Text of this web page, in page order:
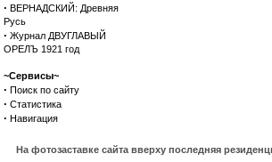
· ВЕРНАДСКИЙ: Древняя
Русь
· Журнал ДВУГЛАВЫЙ
ОРЕЛЪ 1921 год
~Сервисы~
· Поиск по сайту
· Статистика
· Навигация
На фотозаставке сайта вверху последняя